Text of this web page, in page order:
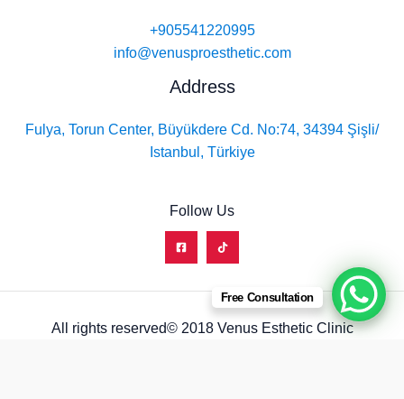
+905541220995
info@venusproesthetic.com
Address
Fulya, Torun Center, Büyükdere Cd. No:74, 34394 Şişli/
Istanbul, Türkiye
Follow Us
All rights reserved© 2018 Venus Esthetic Clinic
Free Consultation